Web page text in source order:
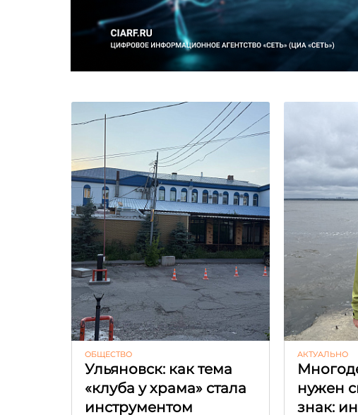
ОБЩЕСТВО
Ульяновск: как тема
«клуба у храма» стала
инструментом
АКТУАЛЬНО
нужен
знак: